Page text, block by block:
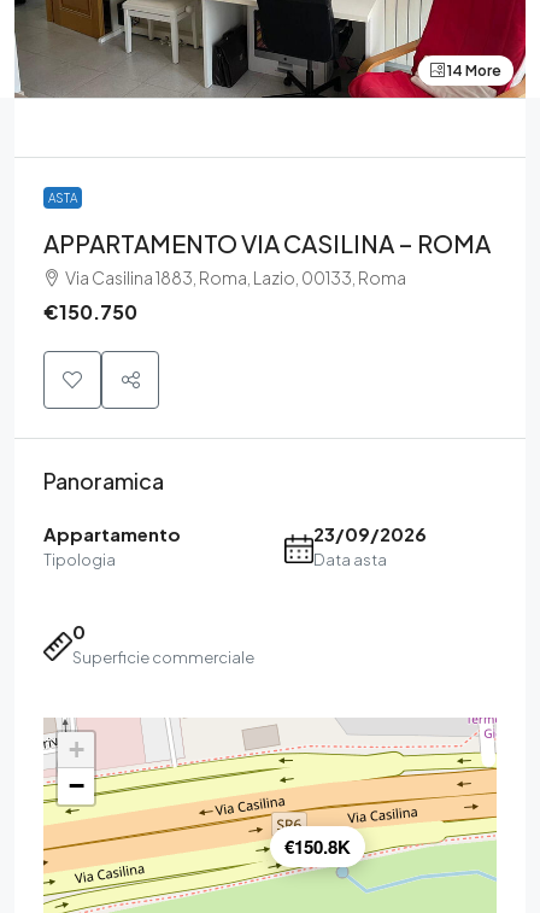
14 More
ASTA
APPARTAMENTO VIA CASILINA – ROMA
Via Casilina 1883, Roma, Lazio, 00133, Roma
€150.750
Panoramica
Appartamento
Tipologia
23/09/2026
Data asta
0
Superficie commerciale
€150.8K
+
−